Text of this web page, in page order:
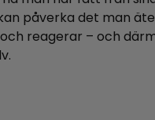
påverka det man
reagerar – och